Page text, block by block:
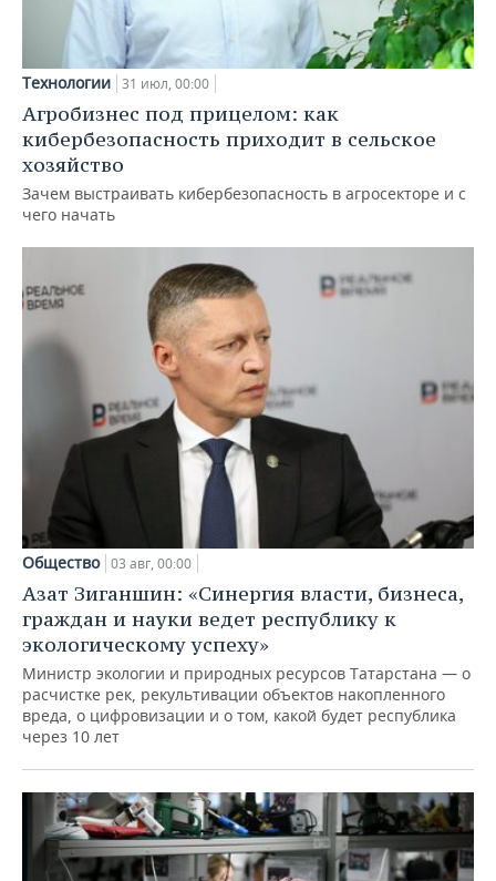
Технологии 31 июл, 00:00
Агробизнес под прицелом: как
кибербезопасность приходит в сельское
хозяйство
Зачем выстраивать кибербезопасность в агросекторе и с
чего начать
Общество 03 авг, 00:00
Азат Зиганшин: «Синергия власти, бизнеса,
граждан и науки ведет республику к
экологическому успеху»
Министр экологии и природных ресурсов Татарстана — о
расчистке рек, рекультивации объектов накопленного
вреда, о цифровизации и о том, какой будет республика
через 10 лет